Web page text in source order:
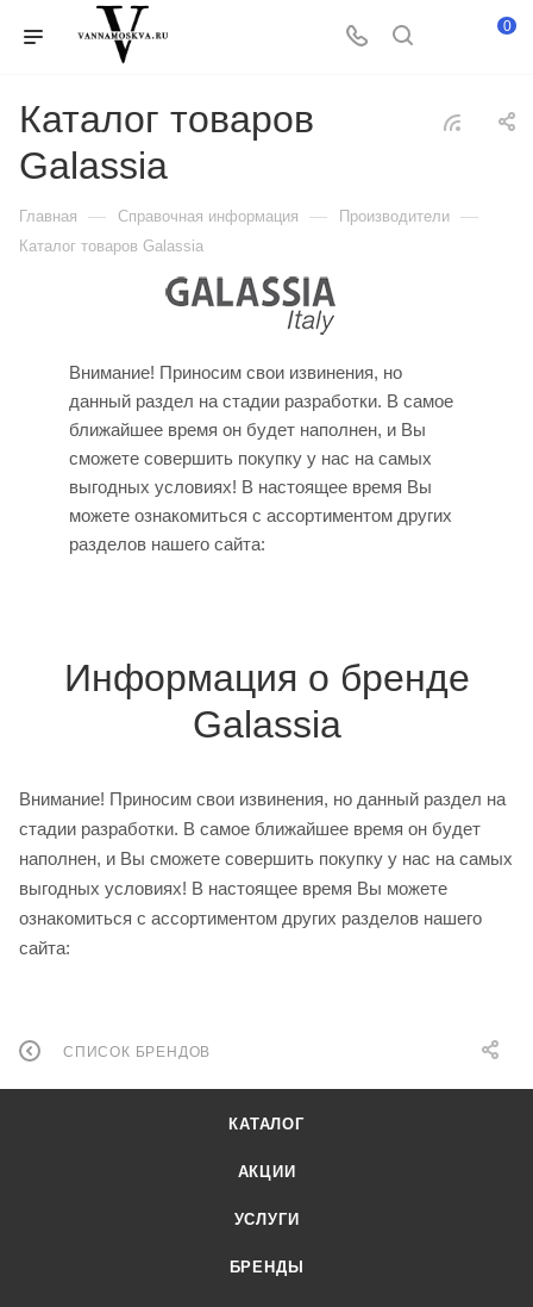
0
Каталог товаров
Galassia
Главная — Справочная информация — Производители —
Каталог товаров Galassia
Внимание! Приносим свои извинения, но
данный раздел на стадии разработки. В самое
ближайшее время он будет наполнен, и Вы
сможете совершить покупку у нас на самых
выгодных условиях! В настоящее время Вы
можете ознакомиться с ассортиментом других
разделов нашего сайта:
Информация о бренде
Galassia
Внимание! Приносим свои извинения, но данный раздел на
стадии разработки. В самое ближайшее время он будет
наполнен, и Вы сможете совершить покупку у нас на самых
выгодных условиях! В настоящее время Вы можете
ознакомиться с ассортиментом других разделов нашего
сайта:
СПИСОК БРЕНДОВ
КАТАЛОГ
АКЦИИ
УСЛУГИ
БРЕНДЫ